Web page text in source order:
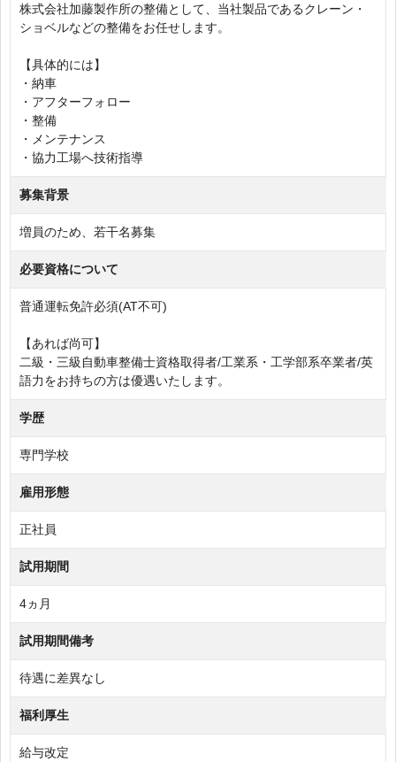
株式会社加藤製作所の整備として、当社製品であるクレーン・
ショベルなどの整備をお任せします。
【具体的には】
・納車
・アフターフォロー
・整備
・メンテナンス
・協力工場へ技術指導
募集背景
増員のため、若干名募集
必要資格について
普通運転免許必須(AT不可)
【あれば尚可】
二級・三級自動車整備士資格取得者/工業系・工学部系卒業者/英
語力をお持ちの方は優遇いたします。
学歴
専門学校
雇用形態
正社員
試用期間
4ヵ月
試用期間備考
待遇に差異なし
福利厚生
給与改定